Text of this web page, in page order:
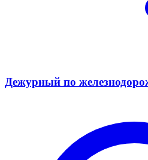
Дежурный по